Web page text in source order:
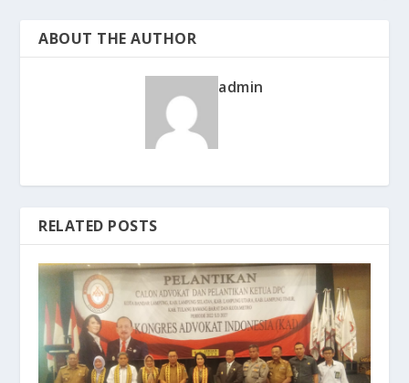
ABOUT THE AUTHOR
admin
RELATED POSTS